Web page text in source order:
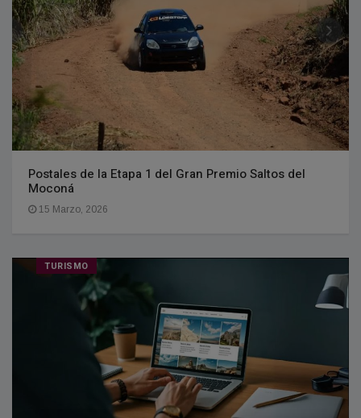
Postales de la Etapa 1 del Gran Premio Saltos del
Moconá
15 Marzo, 2026
TURISMO